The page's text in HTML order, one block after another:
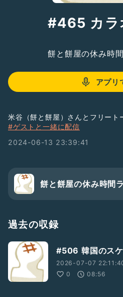
#465 カラ
餅と餅屋の休み時
アプリ
米谷（餅と餅屋）さんとフリート
#ゲストと一緒に配信
2024-06-13 23:39:41
餅と餅屋の休み時間
過去の収録
#506 韓国のス
2026-07-07
0
08:56